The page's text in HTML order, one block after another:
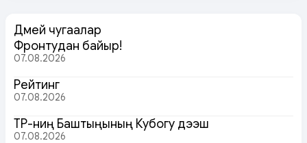
Дөмей чугаалар
Фронтудан байыр!
07.08.2026
Рейтинг
07.08.2026
ТР-ниң Баштыңының Кубогу дээш
07.08.2026